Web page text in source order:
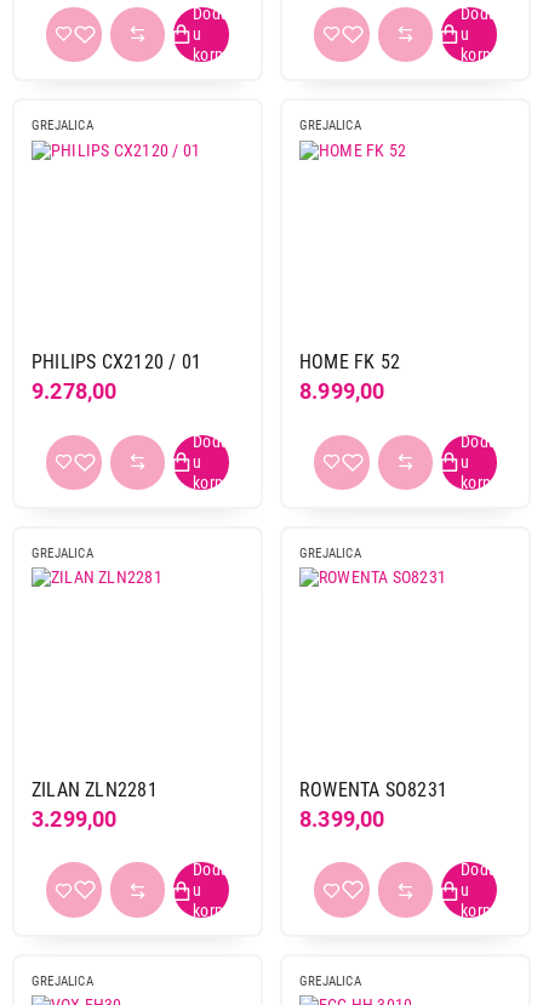
GREJALICA
PHILIPS CX2120 / 01
9.278,00
GREJALICA
HOME FK 52
8.999,00
GREJALICA
ZILAN ZLN2281
3.299,00
GREJALICA
ROWENTA SO8231
8.399,00
GREJALICA GREJALICA
1.999,00
GREJALICE
CECOTEC ReadyWarm 9790 Force
Završi kupovinu